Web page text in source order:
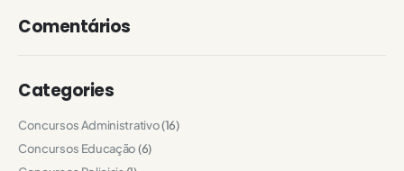
Comentários
Categories
Concursos Administrativo(16)
Concursos Educação(6)